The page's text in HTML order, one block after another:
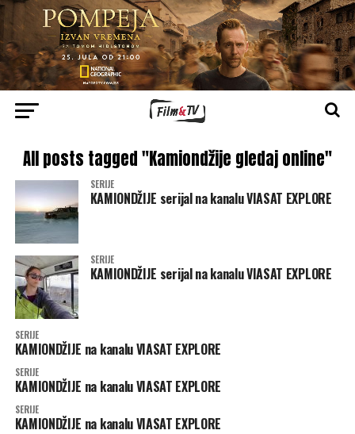
All posts tagged "Kamiondžije gledaj online"
SERIJE
KAMIONDŽIJE serijal na kanalu VIASAT EXPLORE
SERIJE
KAMIONDŽIJE serijal na kanalu VIASAT EXPLORE
SERIJE
KAMIONDŽIJE na kanalu VIASAT EXPLORE
SERIJE
KAMIONDŽIJE na kanalu VIASAT EXPLORE
SERIJE
KAMIONDŽIJE na kanalu VIASAT EXPLORE